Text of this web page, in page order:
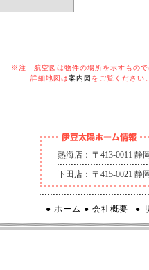
※注 航空図は物件の場所を示すものでは
詳細地図は案内図 をご覧ください
熱海店： 〒413-0011 静
下田店： 〒415-0021 静
● ホーム ● 会社概要 ●